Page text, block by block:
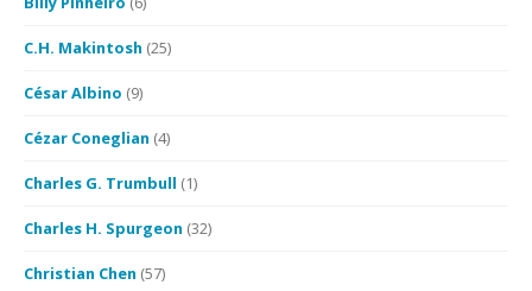
C.H. Makintosh (25)
César Albino (9)
Cézar Coneglian (4)
Charles G. Trumbull (1)
Charles H. Spurgeon (32)
Christian Chen (57)